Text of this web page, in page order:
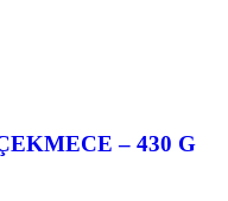
– 430 G